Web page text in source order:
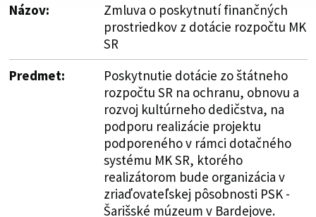
Názov:
Zmluva o poskytnutí finančných
prostriedkov z dotácie rozpočtu MK
SR
Predmet:
Poskytnutie dotácie zo štátneho
rozpočtu SR na ochranu, obnovu a
rozvoj kultúrneho dedičstva, na
podporu realizácie projektu
podporeného v rámci dotačného
systému MK SR, ktorého
realizátorom bude organizácia v
zriaďovateľskej pôsobnosti PSK -
Šarišské múzeum v Bardejove.